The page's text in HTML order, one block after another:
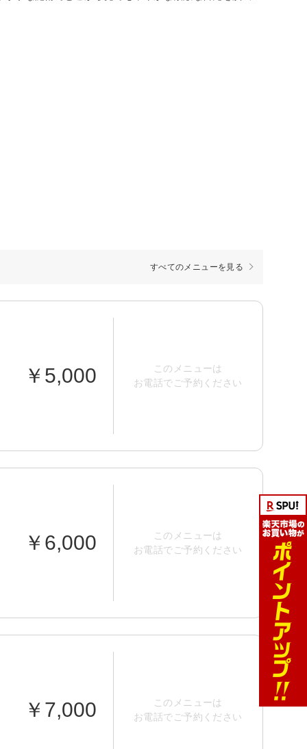
すべてのメニューを見る
￥5,000
このメニューは
お電話でご予約ください
￥6,000
このメニューは
お電話でご予約ください
￥7,000
このメニューは
お電話でご予約ください